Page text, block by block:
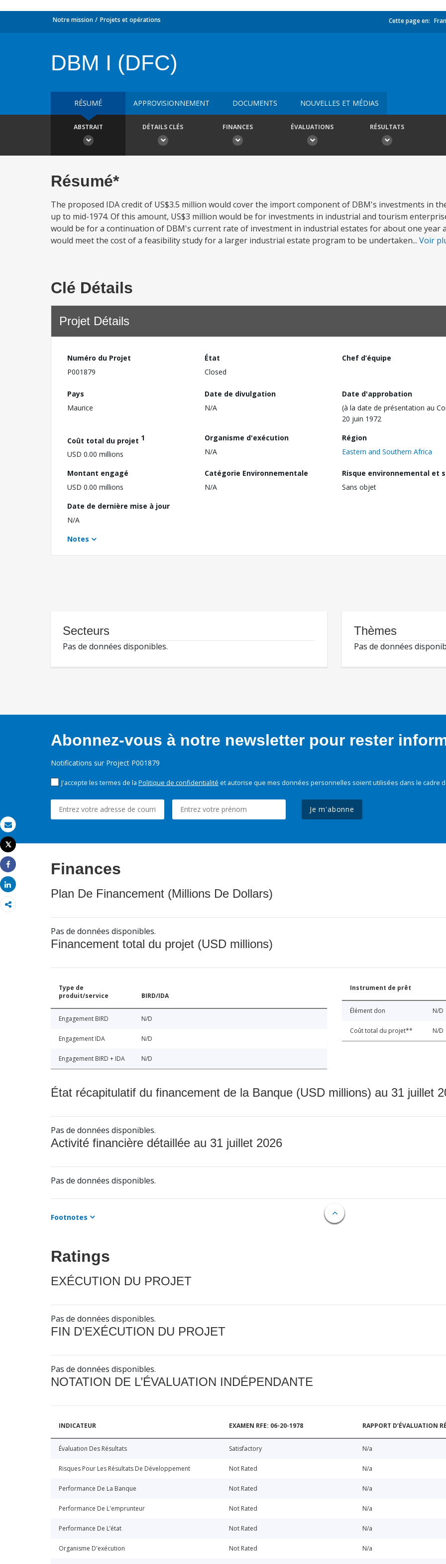
Email
Imprimer
Tweet
Share
Share
Notre mission Projets et opérations Cette page en:
DBM I (DFC)
RÉSUMÉ APPROVISIONNEMENT DOCUMENTS NOUVELLES ET MÉDIAS
ABSTRAIT DÉTAILS CLÉS FINANCES ÉVALUATIONS RÉSULTATS
Résumé*
The proposed IDA credit of US$3.5 million would cover the import component of DBM's investments in
up to mid-1974. Of this amount, US$3 million would be for investments in industrial and tourism
would be for a continuation of DBM's current rate of investment in industrial estates for about one year
would meet the cost of a feasibility study for a larger industrial estate program to be undertaken... Voir
Clé Détails
Projet Détails
Numéro du Projet
P001879
État
Closed
Chef d’équipe
Pays
Maurice
Date de divulgation
N/A
Date d'approbation
(à la date de présentation au
20 juin 1972
Coût total du projet 1
USD 0.00 millions
Organisme d'exécution
N/A
Région
Eastern and Southern Africa
Montant engagé
USD 0.00 millions
Catégorie Environnementale
N/A
Risque environnemental et
Sans objet
Date de dernière mise à jour
N/A
Notes
Secteurs
Pas de données disponibles.
Thèmes
Pas de données
Abonnez-vous à notre newsletter pour rester
Notifications sur Project P001879
J'accepte les termes de la Politique de confidentialité et autorise que mes données personnelles soient utilisées dans le cadre
Je m'abonne
Finances
Plan De Financement (Millions De Dollars)
Pas de données disponibles.
Financement total du projet (USD millions)
Type de
produit/service
BIRD/IDA
Engagement BIRD N/D
Engagement IDA N/D
Engagement BIRD + IDA N/D
Instrument de prêt
Élément don N/D
Coût total du projet** N/D
État récapitulatif du financement de la Banque (USD millions) au 31 juillet
Pas de données disponibles.
Activité financière détaillée au 31 juillet 2026
Pas de données disponibles.
Footnotes
Ratings
EXÉCUTION DU PROJET
Pas de données disponibles.
FIN D’EXÉCUTION DU PROJET
Pas de données disponibles.
NOTATION DE L’ÉVALUATION INDÉPENDANTE
INDICATEUR EXAMEN RFE: 06-20-1978 RAPPORT D’ÉVALUATION
Évaluation Des Résultats Satisfactory N/a
Risques Pour Les Résultats De Développement Not Rated N/a
Performance De La Banque Not Rated N/a
Performance De L'emprunteur Not Rated N/a
Performance De L’état Not Rated N/a
Organisme D'exécution Not Rated N/a